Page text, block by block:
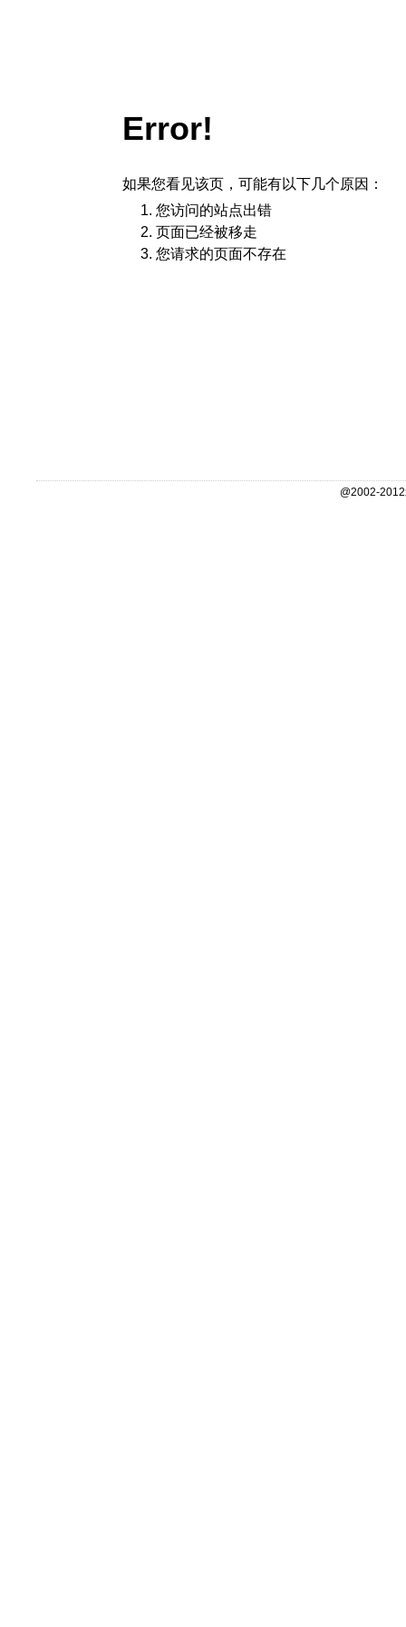
Error!
如果您看见该页，可能有以下几个原因：
您访问的站点出错
页面已经被移走
您请求的页面不存在
@2002-